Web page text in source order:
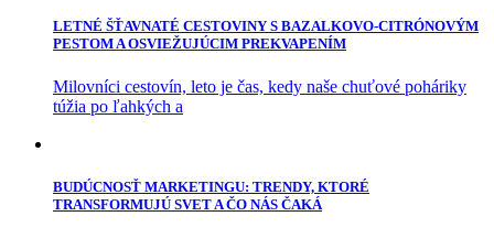
LETNÉ ŠŤAVNATÉ CESTOVINY S BAZALKOVO-CITRÓNOVÝM
PESTOM A OSVIEŽUJÚCIM PREKVAPENÍM
Milovníci cestovín, leto je čas, kedy naše chuťové poháriky
túžia po ľahkých a
BUDÚCNOSŤ MARKETINGU: TRENDY, KTORÉ
TRANSFORMUJÚ SVET A ČO NÁS ČAKÁ